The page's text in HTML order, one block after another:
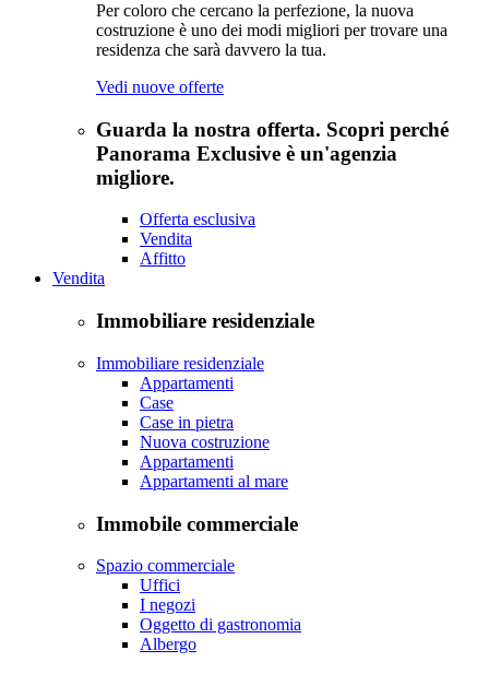
Per coloro che cercano la perfezione, la nuova
costruzione è uno dei modi migliori per trovare una
residenza che sarà davvero la tua.
Vedi nuove offerte
Guarda la nostra offerta. Scopri perché
Panorama Exclusive è un'agenzia
migliore.
Offerta esclusiva
Vendita
Affitto
Vendita
Immobiliare residenziale
Immobiliare residenziale
Appartamenti
Case
Case in pietra
Nuova costruzione
Appartamenti
Appartamenti al mare
Immobile commerciale
Spazio commerciale
Uffici
I negozi
Oggetto di gastronomia
Albergo